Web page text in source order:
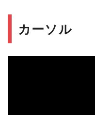
カーソル